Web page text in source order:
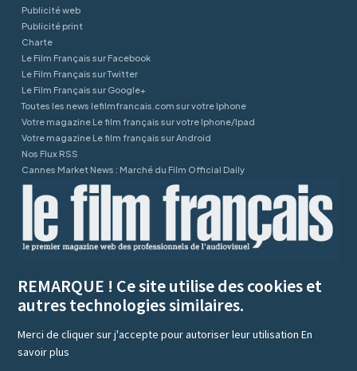
Publicité web
Publicité print
Charte
Le Film Français sur Facebook
Le Film Français sur Twitter
Le Film Français sur Google+
Toutes les news lefilmfrancais.com sur votre Iphone
Votre magazine Le film français sur votre Iphone/Ipad
Votre magazine Le film français sur Android
Nos Flux RSS
Cannes Market News : Marché du Film Official Daily
REMARQUE ! Ce site utilise des cookies et
autres technologies similaires.
Merci de cliquer sur j'accepte pour autoriser leur utilisationEn
savoir plus